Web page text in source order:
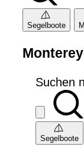
Segelboote
Suchen
Segelboote